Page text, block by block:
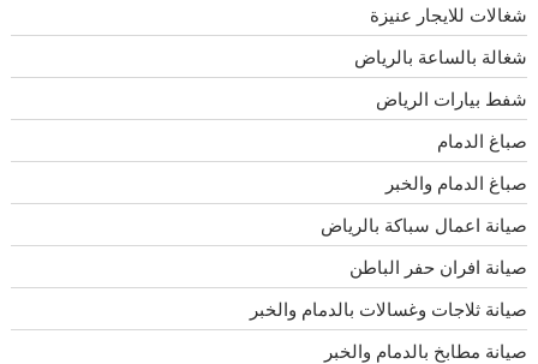
شغالات للايجار عنيزة
شغالة بالساعة بالرياض
شفط بيارات الرياض
صباغ الدمام
صباغ الدمام والخبر
صيانة اعمال سباكة بالرياض
صيانة افران حفر الباطن
صيانة ثلاجات وغسالات بالدمام والخبر
صيانة مطابخ بالدمام والخبر